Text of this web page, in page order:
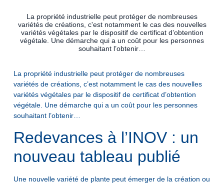
La propriété industrielle peut protéger de nombreuses
variétés de créations, c'est notamment le cas des nouvelles
variétés végétales par le dispositif de certificat d’obtention
végétale. Une démarche qui a un coût pour les personnes
souhaitant l’obtenir…
La propriété industrielle peut protéger de nombreuses
variétés de créations, c’est notamment le cas des nouvelles
variétés végétales par le dispositif de certificat d’obtention
végétale. Une démarche qui a un coût pour les personnes
souhaitant l’obtenir…
Redevances à l’INOV : un
nouveau tableau publié
Une nouvelle variété de plante peut émerger de la création ou